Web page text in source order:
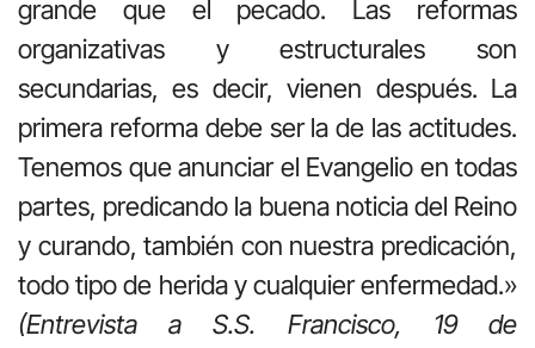
grande que el pecado. Las reformas
organizativas y estructurales son
secundarias, es decir, vienen después. La
primera reforma debe ser la de las actitudes.
Tenemos que anunciar el Evangelio en todas
partes, predicando la buena noticia del Reino
y curando, también con nuestra predicación,
todo tipo de herida y cualquier enfermedad.»
(Entrevista a S.S. Francisco, 19 de